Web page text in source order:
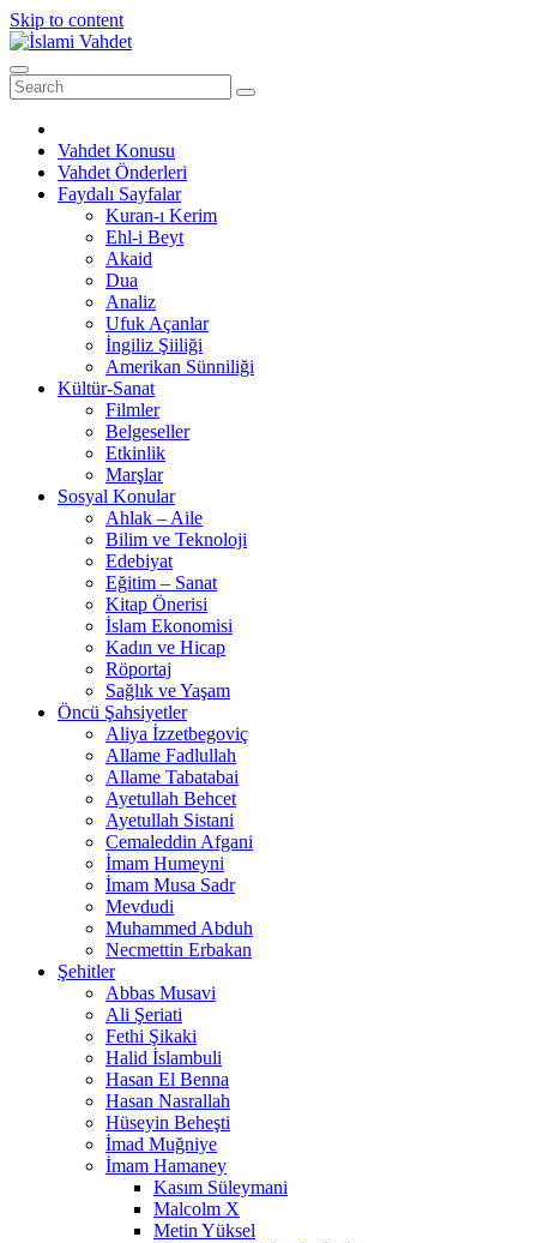
Skip to content
Vahdet Konusu
Vahdet Önderleri
Faydalı Sayfalar
Kuran-ı Kerim
Ehl-i Beyt
Akaid
Dua
Analiz
Ufuk Açanlar
İngiliz Şiiliği
Amerikan Sünniliği
Kültür-Sanat
Filmler
Belgeseller
Etkinlik
Marşlar
Sosyal Konular
Ahlak – Aile
Bilim ve Teknoloji
Edebiyat
Eğitim – Sanat
Kitap Önerisi
İslam Ekonomisi
Kadın ve Hicap
Röportaj
Sağlık ve Yaşam
Öncü Şahsiyetler
Aliya İzzetbegoviç
Allame Fadlullah
Allame Tabatabai
Ayetullah Behcet
Ayetullah Sistani
Cemaleddin Afgani
İmam Humeyni
İmam Musa Sadr
Mevdudi
Muhammed Abduh
Necmettin Erbakan
Şehitler
Abbas Musavi
Ali Şeriati
Fethi Şikaki
Halid İslambuli
Hasan El Benna
Hasan Nasrallah
Hüseyin Beheşti
İmad Muğniye
İmam Hamaney
Kasım Süleymani
Malcolm X
Metin Yüksel